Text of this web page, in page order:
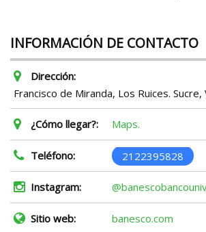
INFORMACIÓN DE CONTACTO
Dirección:
Francisco de Miranda, Los Ruices. Sucre,
¿Cómo llegar?: Maps.
Teléfono: 2122395828
Instagram:
Sitio web: banesco.com